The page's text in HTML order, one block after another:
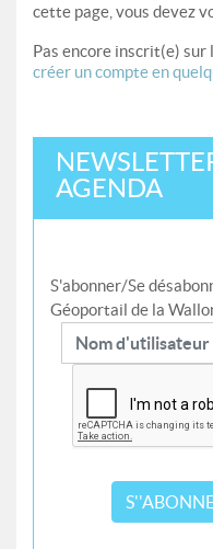
cette page, vous devez
Pas encore inscrit(e) sur
créer un compte en
AGENDA
S'abonner/Se
Géoportail de la
Nom d'utilisateur